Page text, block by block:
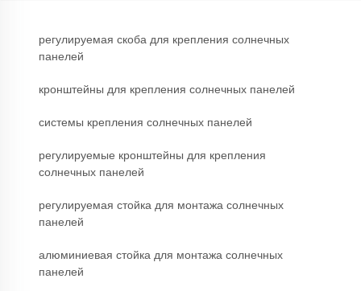
регулируемая скоба для крепления солнечных
панелей
кронштейны для крепления солнечных панелей
системы крепления солнечных панелей
регулируемые кронштейны для крепления
солнечных панелей
регулируемая стойка для монтажа солнечных
панелей
алюминиевая стойка для монтажа солнечных
панелей